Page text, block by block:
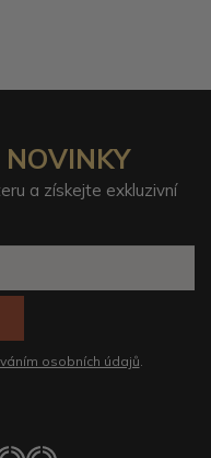
a získejte exkluzivní
osobních údajů